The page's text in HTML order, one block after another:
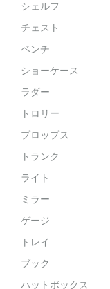
シェルフ
チェスト
ベンチ
ショーケース
ラダー
トロリー
プロップス
トランク
ライト
ミラー
ゲージ
トレイ
ブック
ハットボックス